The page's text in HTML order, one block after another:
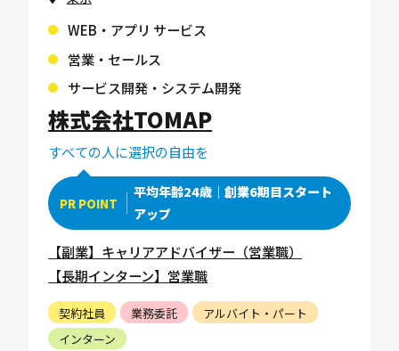
WEB・アプリ サービス
営業・セールス
サービス開発・システム開発
株式会社TOMAP
すべての人に選択の自由を
PR POINT
平均年齢24歳｜創業6期目スタート
アップ
【副業】キャリアアドバイザー（営業職）
【長期インターン】営業職
契約社員 業務委託
アルバイト・パート
インターン